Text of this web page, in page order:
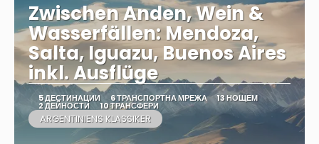
Zwischen Anden, Wein &
Wasserfällen: Mendoza,
Salta, Iguazu, Buenos Aires
inkl. Ausflüge
5 ДЕСТИНАЦИИ 6 ТРАНСПОРТНА МРЕЖА 13 НОЩЕМ
2 ДЕЙНОСТИ 10 ТРАНСФЕРИ
ARGENTINIENS KLASSIKER